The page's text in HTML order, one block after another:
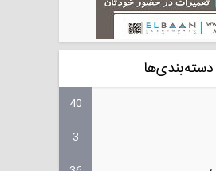
دسته‌بندی‌ها
40
3